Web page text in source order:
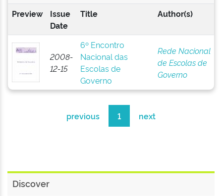
Preview
Issue
Date
Title Author(s)
2008-
12-15
6º Encontro
Nacional das
Escolas de
Governo
Rede Nacional
de Escolas de
Governo
previous 1 next
Discover